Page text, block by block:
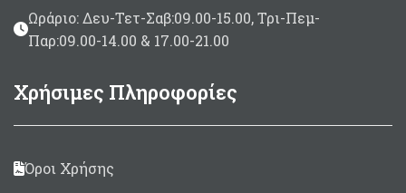
Ωράριο: Δευ-Τετ-Σαβ:09.00-15.00, Τρι-Πεμ-
Παρ:09.00-14.00 & 17.00-21.00
Χρήσιμες Πληροφορίες
Όροι Χρήσης